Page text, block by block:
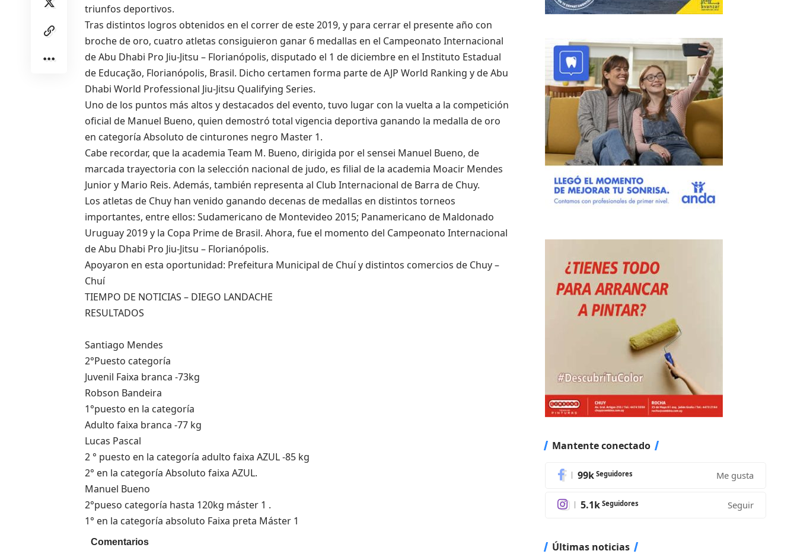
triunfos deportivos.
Tras distintos logros obtenidos en el correr de este 2019, y para cerrar el presente año con
broche de oro, cuatro atletas consiguieron ganar 6 medallas en el Campeonato Internacional
de Abu Dhabi Pro Jiu-Jitsu – Florianópolis, disputado el 1 de diciembre en el Instituto Estadual
de Educação, Florianópolis, Brasil. Dicho certamen forma parte de AJP World Ranking y de Abu
Dhabi World Professional Jiu-Jitsu Qualifying Series.
Uno de los puntos más altos y destacados del evento, tuvo lugar con la vuelta a la competición
oficial de Manuel Bueno, quien demostró total vigencia deportiva ganando la medalla de oro
en categoría Absoluto de cinturones negro Master 1.
Cabe recordar, que la academia Team M. Bueno, dirigida por el sensei Manuel Bueno, de
marcada trayectoria con la selección nacional de judo, es filial de la academia Moacir Mendes
Junior y Mario Reis. Además, también representa al Club Internacional de Barra de Chuy.
Los atletas de Chuy han venido ganando decenas de medallas en distintos torneos
importantes, entre ellos: Sudamericano de Montevideo 2015; Panamericano de Maldonado
Uruguay 2019 y la Copa Prime de Brasil. Ahora, fue el momento del Campeonato Internacional
de Abu Dhabi Pro Jiu-Jitsu – Florianópolis.
Apoyaron en esta oportunidad: Prefeitura Municipal de Chuí y distintos comercios de Chuy –
Chuí
TIEMPO DE NOTICIAS – DIEGO LANDACHE
RESULTADOS
Santiago Mendes
2°Puesto categoría
Juvenil Faixa branca -73kg
Robson Bandeira
1°puesto en la categoría
Adulto faixa branca -77 kg
Lucas Pascal
2 ° puesto en la categoría adulto faixa AZUL -85 kg
2° en la categoría Absoluto faixa AZUL.
Manuel Bueno
2°pueso categoría hasta 120kg máster 1 .
1° en la categoría absoluto Faixa preta Máster 1
Comentarios
Mantente conectado
99k Seguidores Me gusta
5.1k Seguidores Seguir
Últimas noticias